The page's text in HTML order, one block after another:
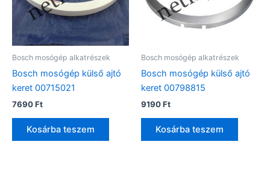
Bosch mosógép alkatrészek
Bosch mosógép külső ajtó
keret 00715021
7690Ft
Kosárba teszem
Bosch mosógép alkatrészek
Bosch mosógép külső ajtó
keret 00798815
9190Ft
Kosárba teszem